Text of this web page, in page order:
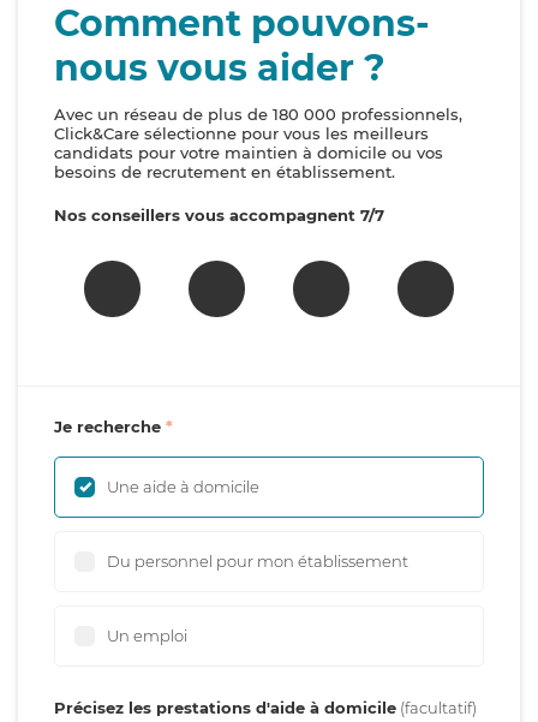
Comment pouvons-
nous vous aider ?
Avec un réseau de plus de 180 000 professionnels,
Click&Care sélectionne pour vous les meilleurs
candidats pour votre maintien à domicile ou vos
besoins de recrutement en établissement.
Nos conseillers vous accompagnent 7/7
Je recherche
Une aide à domicile
Du personnel pour mon établissement
Un emploi
Précisez les prestations d'aide à domicile